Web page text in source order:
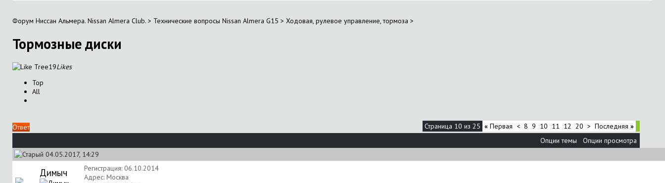
Форум Ниссан Альмера. Nissan Almera Club. > Технические вопросы Nissan Almera G15 > Ходовая, рулевое управление, тормоза >
Тормозные диски
19Likes
Top
All
Ответ Страница 10 из 25 « Первая < 8 9 10 11 12 20 > Последняя »
Опции темы
Опции просмотра
04.05.2017, 14:29
Димыч
Регистрация: 06.10.2014
Адрес: Москва